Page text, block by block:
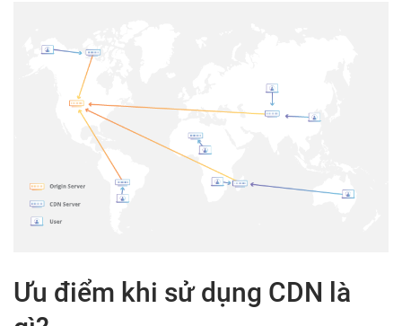
Ưu điểm khi sử dụng CDN là